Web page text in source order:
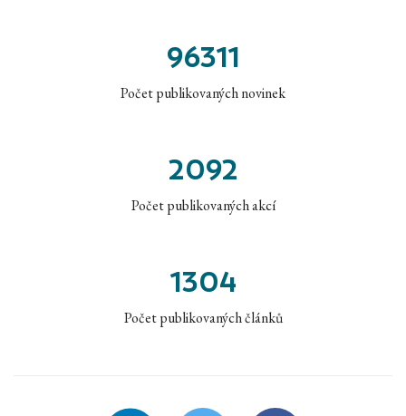
96311
Počet publikovaných novinek
2092
Počet publikovaných akcí
1304
Počet publikovaných článků